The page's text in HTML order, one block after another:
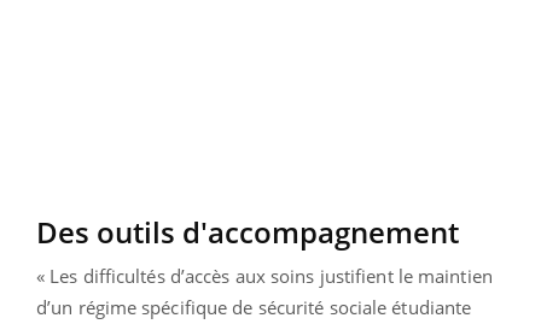
Des outils d'accompagnement
« Les difficultés d’accès aux soins justifient le maintien
d’un régime spécifique de sécurité sociale étudiante